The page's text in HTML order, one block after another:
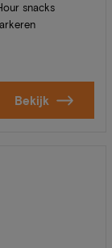
snacks
Bekijk